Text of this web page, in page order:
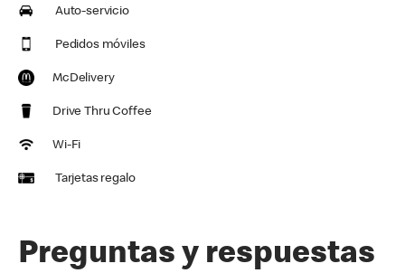
Auto-servicio
Pedidos móviles
McDelivery
Drive Thru Coffee
Wi-Fi
Tarjetas regalo
Preguntas y respuestas